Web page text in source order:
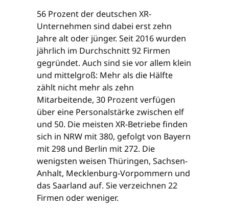
56 Prozent der deutschen XR-
Unternehmen sind dabei erst zehn
Jahre alt oder jünger. Seit 2016 wurden
jährlich im Durchschnitt 92 Firmen
gegründet. Auch sind sie vor allem klein
und mittelgroß: Mehr als die Hälfte
zählt nicht mehr als zehn
Mitarbeitende, 30 Prozent verfügen
über eine Personalstärke zwischen elf
und 50. Die meisten XR-Betriebe finden
sich in NRW mit 380, gefolgt von Bayern
mit 298 und Berlin mit 272. Die
wenigsten weisen Thüringen, Sachsen-
Anhalt, Mecklenburg-Vorpommern und
das Saarland auf. Sie verzeichnen 22
Firmen oder weniger.